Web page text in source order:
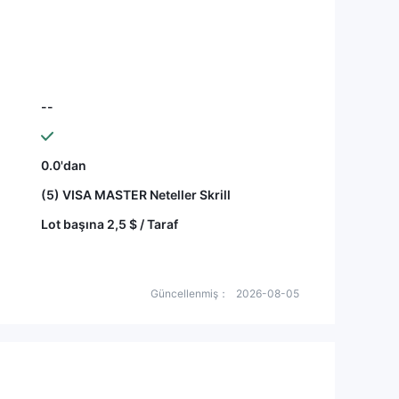
--
0.0'dan
(5) VISA MASTER Neteller Skrill
Lot başına 2,5 $ / Taraf
Güncellenmiş： 2026-08-05